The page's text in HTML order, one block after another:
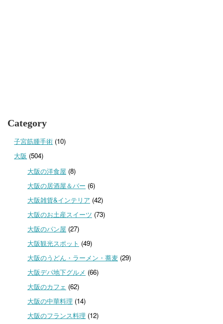
Category
子宮筋腫手術 (10)
大阪 (504)
大阪の洋食屋 (8)
大阪の居酒屋＆バー (6)
大阪雑貨&インテリア (42)
大阪のお土産スイーツ (73)
大阪のパン屋 (27)
大阪観光スポット (49)
大阪のうどん・ラーメン・蕎麦(29)
大阪デパ地下グルメ (66)
大阪のカフェ (62)
大阪の中華料理 (14)
大阪のフランス料理 (12)